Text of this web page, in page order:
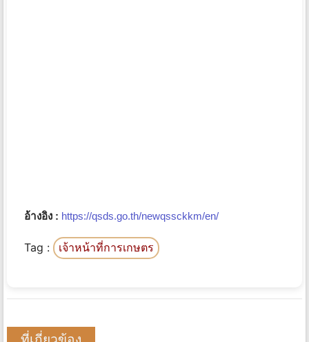
อ้างอิง : https://qsds.go.th/newqssckkm/en/
Tag : เจ้าหน้าที่การเกษตร